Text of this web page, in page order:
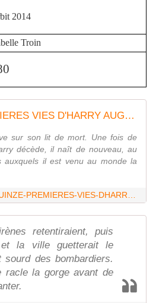
2014
Troin
LES QUINZE PREMIERES VIES D'HARRY AUGUST
sur son lit de mort. Une fois de
décède, il naît de nouveau, au
il est venu au monde la
retentiraient, puis
et la ville guetterait le
sourd des bombardiers.
racle la gorge avant de